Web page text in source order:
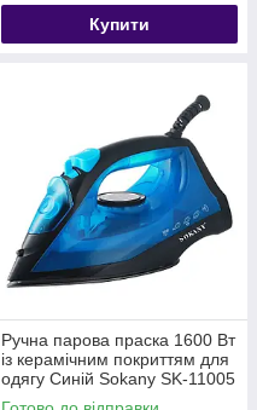
Купити
Ручна парова праска 1600 Вт
із керамічним покриттям для
одягу Синій Sokany SK-11005